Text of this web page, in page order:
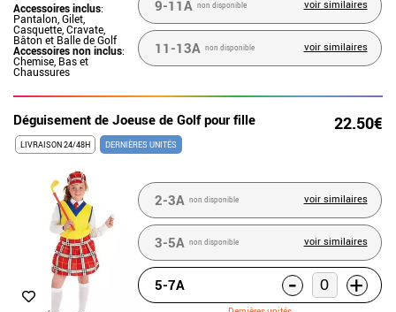
Accessoires inclus:
Pantalon, Gilet,
Casquette, Cravate,
Bâton et Balle de Golf
Accessoires non inclus:
Chemise, Bas et
Chaussures
9-11A non disponible voir similaires
11-13A non disponible voir similaires
Déguisement de Joeuse de Golf pour fille 22.50€
LIVRAISON 24/48H DERNIÈRES UNITÉS
2-3A non disponible voir similaires
3-5A non disponible voir similaires
5-7A - +